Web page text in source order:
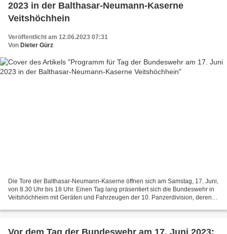
2023 in der Balthasar-Neumann-Kaserne
Veitshöchhein
Veröffentlicht am 12.06.2023 07:31
Von Dieter Gürz
Die Tore der Balthasar-Neumann-Kaserne öffnen sich am Samstag, 17. Juni,
von 8.30 Uhr bis 18 Uhr. Einen Tag lang präsentiert sich die Bundeswehr in
Veitshöchheim mit Geräten und Fahrzeugen der 10. Panzerdivision, deren
Vor dem Tag der Bundeswehr am 17. Juni 2023: